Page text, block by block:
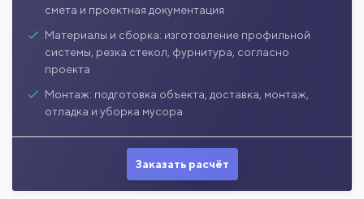
смета и проектная документация
Материалы и сборка: изготовление профильной
системы, резка стекол, фурнитура, согласно
проекта
Монтаж: подготовка объекта, доставка, монтаж,
отладка и уборка мусора
Заказать расчёт